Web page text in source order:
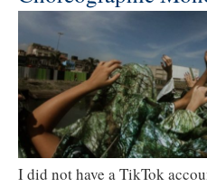
I did not have a TikTok